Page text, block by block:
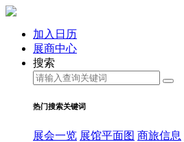
加入日历
展商中心
搜索
热门搜索关键词
展会一览 展馆平面图 商旅信息